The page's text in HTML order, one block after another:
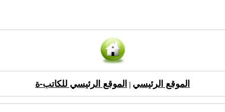
الموقع الرئيسي الموقع الرئيسي للكاتب-ة